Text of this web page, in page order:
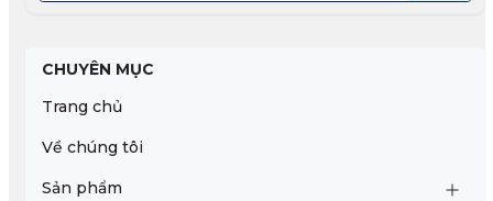
CHUYÊN MỤC
Trang chủ
Về chúng tôi
Sản phẩm